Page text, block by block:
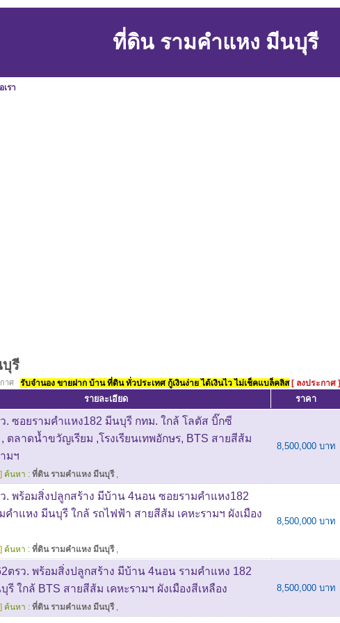
ที่ดิน รามคำแหง มีนบุรี
รา
รี
าศ รับจำนอง ขายฝาก บ้าน ที่ดิน ทั่วประเทศ กู้เงินง่าย ได้เงินไว ไม่เช็คแบล็คลิส [ ลงประกาศ ]
รายละเอียด ราคา
. ซอยรามคำแหง182 มีนบุรี กทม. ใกล้ โลตัส บิ๊กซี
ตลาดน้ำขวัญเรียม ,โรงเรียนเทพอักษร, BTS สายสีส้ม
มฯ
ค้นหา : ที่ดิน รามคำแหง มีนบุรี,
8,500,000 บาท
. พร้อมสิ่งปลูกสร้าง มีบ้าน 4นอน ซอยรามคำแหง182
คำแหง มีนบุรี ใกล้ รถไฟฟ้า สายสีส้ม เคหะรามฯ ผังเมือง
ค้นหา : ที่ดิน รามคำแหง มีนบุรี,
8,500,000 บาท
ตรว. พร้อมสิ่งปลูกสร้าง มีบ้าน 4นอน รามคำแหง 182
รี ใกล้ BTS สายสีส้ม เคหะรามฯ ผังเมืองสีเหลือง
ค้นหา : ที่ดิน รามคำแหง มีนบุรี,
8,500,000 บาท